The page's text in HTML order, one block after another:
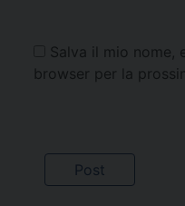
Salva il mio nome,
browser per la